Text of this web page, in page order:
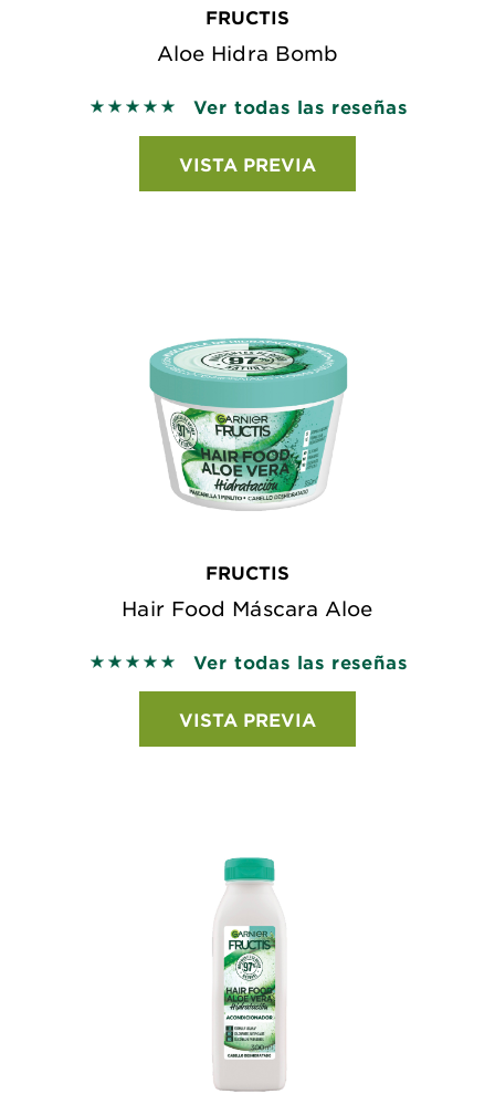
FRUCTIS
Aloe Hidra Bomb
5 out of 5 stars based on reviews
Ver todas las reseñas
VISTA PREVIA
FRUCTIS
Hair Food Máscara Aloe
5 out of 5 stars based on reviews
Ver todas las reseñas
VISTA PREVIA